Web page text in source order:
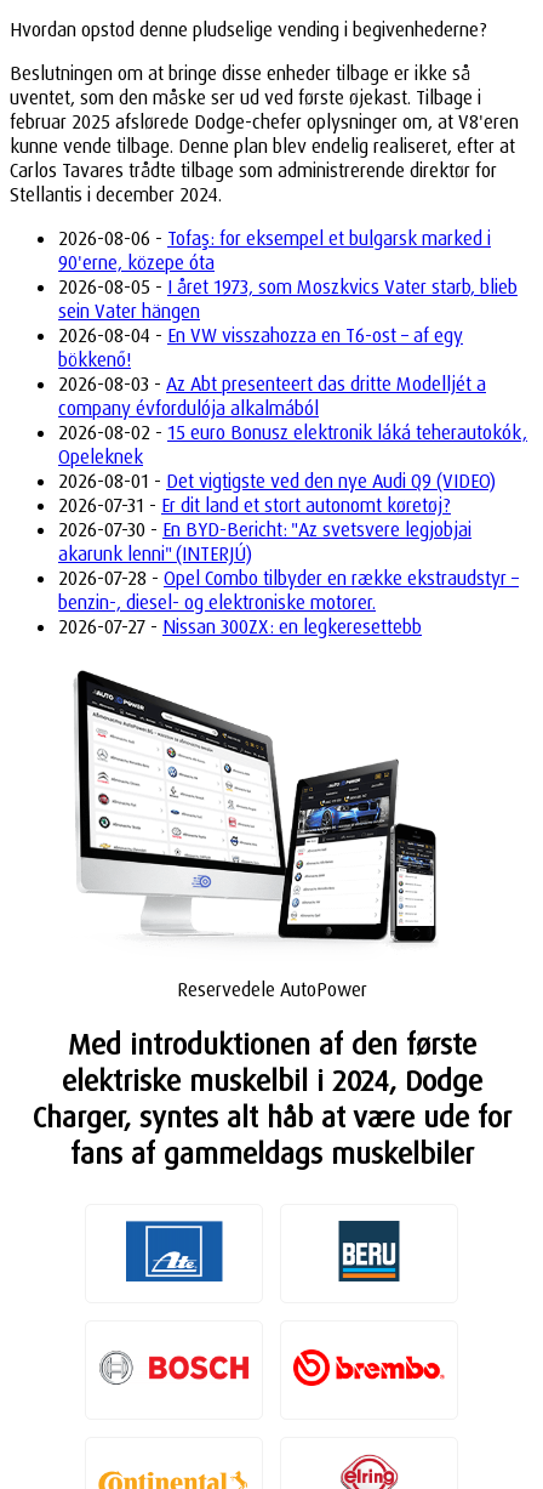
Hvordan opstod denne pludselige vending i begivenhederne?
Beslutningen om at bringe disse enheder tilbage er ikke så
uventet, som den måske ser ud ved første øjekast. Tilbage i
februar 2025 afslørede Dodge-chefer oplysninger om, at V8'eren
kunne vende tilbage. Denne plan blev endelig realiseret, efter at
Carlos Tavares trådte tilbage som administrerende direktør for
Stellantis i december 2024.
2026-08-06 - Tofaş: for eksempel et bulgarsk marked i
90'erne, közepe óta
2026-08-05 - I året 1973, som Moszkvics Vater starb, blieb
sein Vater hängen
2026-08-04 - En VW visszahozza en T6-ost – af egy
bökkenő!
2026-08-03 - Az Abt presenteert das dritte Modelljét a
company évfordulója alkalmából
2026-08-02 - 15 euro Bonusz elektronik láká teherautokók,
Opeleknek
2026-08-01 - Det vigtigste ved den nye Audi Q9 (VIDEO)
2026-07-31 - Er dit land et stort autonomt køretøj?
2026-07-30 - En BYD-Bericht: "Az svetsvere legjobjai
akarunk lenni" (INTERJÚ)
2026-07-28 - Opel Combo tilbyder en række ekstraudstyr –
benzin-, diesel- og elektroniske motorer.
2026-07-27 - Nissan 300ZX: en legkeresettebb
Reservedele AutoPower
Med introduktionen af den første
elektriske muskelbil i 2024, Dodge
Charger, syntes alt håb at være ude for
fans af gammeldags muskelbiler